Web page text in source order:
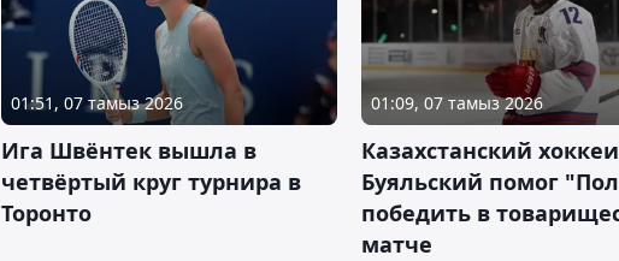
01:51, 07 тамыз 2026
Ига Швёнтек вышла в
четвёртый круг турнира в
Торонто
01:09, 07 тамыз 2026
Казахстанский
Буяльский помог
победить в
матче